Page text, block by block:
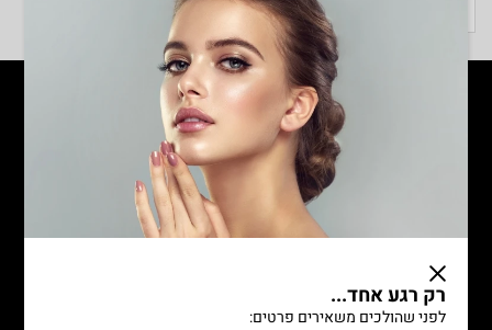
קורסים בשיער
קורס עיצוב שיער
קורס ספרות נשים משרד התמ"ת
קורס ספרות גברים level up
לימודי ספרות גברים וילדים
קורס החלקות שיער
רק רגע אחד...
לפני שהולכים משאירים פרטים: